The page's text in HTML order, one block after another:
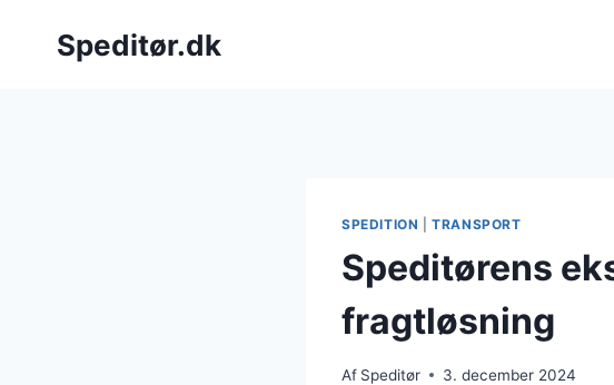
Speditør.dk
SPEDITION |TRANSPORT
Speditørens
fragtløsning
Af Speditør 3. december 2024